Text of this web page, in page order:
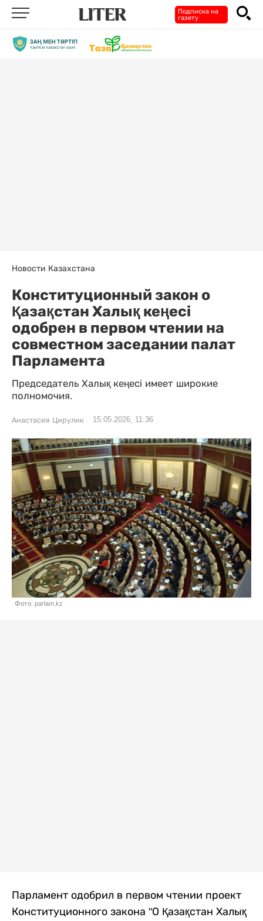
Подписка на
газету
Новости Казахстана
Конституционный закон о
Қазақстан Халық кеңесі
одобрен в первом чтении на
совместном заседании палат
Парламента
Председатель Халық кеңесі имеет широкие
полномочия.
Анастасия Цирулик 15.05.2026, 11:36
Фото: parlam.kz
Парламент одобрил в первом чтении проект
Конституционного закона "О Қазақстан Халық